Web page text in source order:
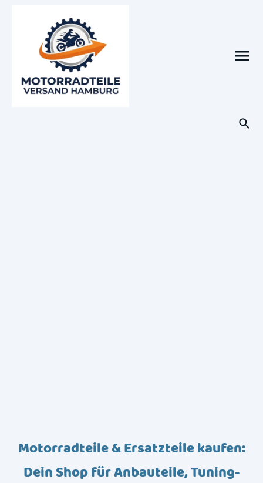
Motorradteile & Ersatzteile kaufen:
Dein Shop für Anbauteile, Tuning-